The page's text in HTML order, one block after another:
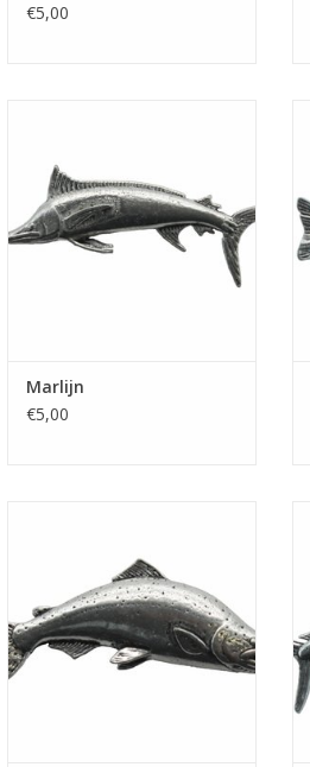
€5,00
TOEVOEGEN AAN WINKELWAGEN
Marlijn
€5,00
TOEVOEGEN AAN WINKELWAGEN